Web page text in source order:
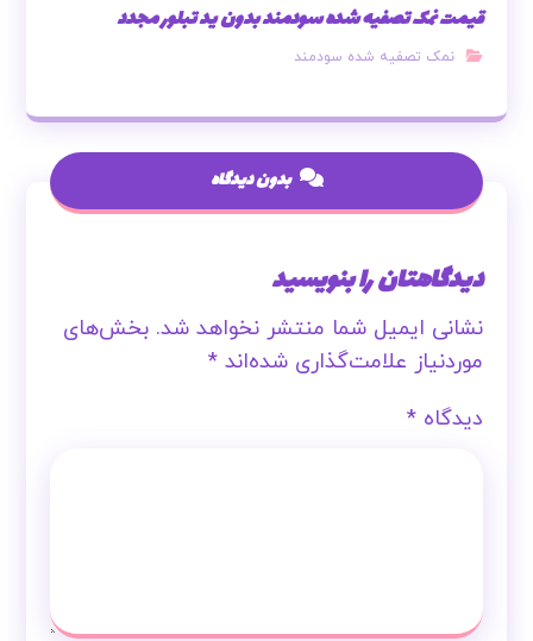
قیمت نمک تصفیه شده سودمند بدون ید تبلور مجدد
نمک تصفیه شده سودمند
بدون دیدگاه
دیدگاهتان را بنویسید
نشانی ایمیل شما منتشر نخواهد شد. بخش‌های
موردنیاز علامت‌گذاری شده‌اند*
دیدگاه*